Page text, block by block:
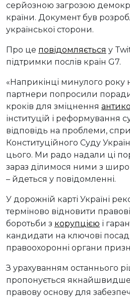
серйозною загрозою
країни. Документ був
української сторони.
Про це повідомляється у
підтримки послів країн G7.
«Наприкінці минулого року
партнери попросили
кроків для зміцнення
інституцій і реформування
відповідь на проблеми,
Конституційного Суду
цього. Ми радо надали ці
зараз ділимося ними з
– йдеться у повідомленні.
У дорожній карті Україні
терміново відновити
боротьби з корупцією і
кандидати на ключові
правоохоронні органи
З урахуванням останнього
пропонується
правову основу для